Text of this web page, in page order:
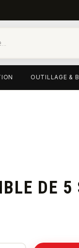
OUTILLAGE &
DE 5